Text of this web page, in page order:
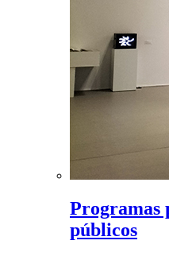
Programas
públicos